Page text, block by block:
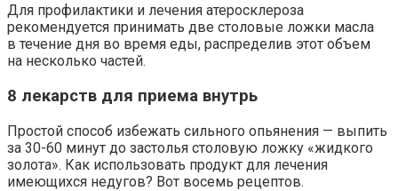
Для профилактики и лечения атеросклероза
рекомендуется принимать две столовые ложки масла
в течение дня во время еды, распределив этот объем
на несколько частей.
8 лекарств для приема внутрь
Простой способ избежать сильного опьянения — выпить
за 30-60 минут до застолья столовую ложку «жидкого
золота». Как использовать продукт для лечения
имеющихся недугов? Вот восемь рецептов.